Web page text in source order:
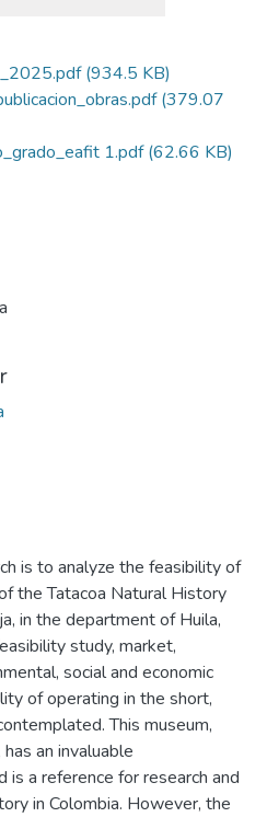
(934.5 KB)
(379.07
1.pdf(62.66 KB)
is to analyze the feasibility of
the Tatacoa Natural History
in the department of Huila,
study, market,
social and economic
of operating in the short,
This museum,
an invaluable
a reference for research and
in Colombia. However, the